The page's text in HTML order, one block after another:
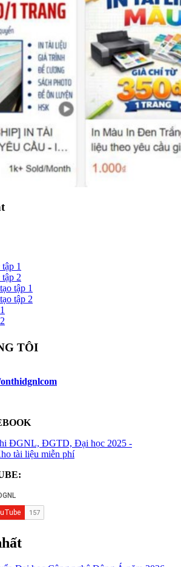
1
2
tập 1
tập 2
TÔI
ĐGNL, ĐGTD, Đại học 2025 -
tài liệu miễn phí